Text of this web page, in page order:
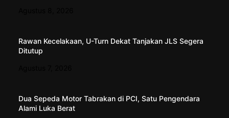
Rawan Kecelakaan, U-Turn Dekat Tanjakan JLS Segera
Ditutup
Dua Sepeda Motor Tabrakan di PCI, Satu Pengendara
Alami Luka Berat